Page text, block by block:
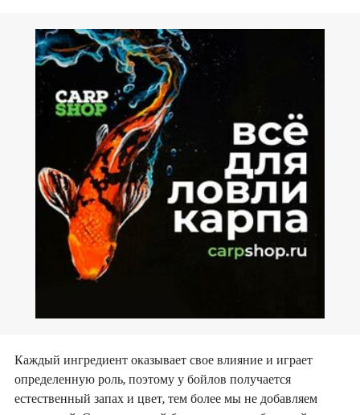
Каждый ингредиент оказывает свое влияние и играет
определенную роль, поэтому у бойлов получается
естественный запах и цвет, тем более мы не добавляем